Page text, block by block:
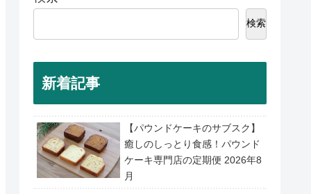
検索
新着記事
【パウンドケーキのサブスク】
癒しのしっとり食感！パウンド
ケーキ専門店の定期便 2026年8
月